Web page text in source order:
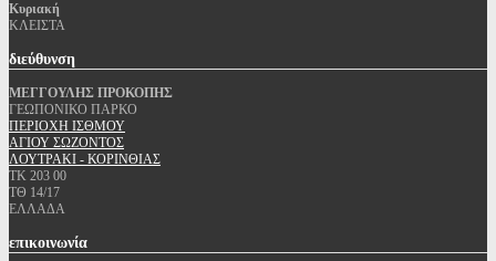
Κυριακή
ΚΛΕΙΣΤΑ
διεύθυνση
ΜΕΓΓΟΥΛΗΣ ΠΡΟΚΟΠΗΣ
ΓΕΩΠΟΝΙΚΟ ΠΑΡΚΟ
ΠΕΡΙΟΧΗ ΙΣΘΜΟΥ
ΑΓΙΟΥ ΣΩΖΟΝΤΟΣ
ΛΟΥΤΡΑΚΙ - ΚΟΡΙΝΘΙΑΣ
ΤΚ 203 00
ΤΘ 14/17
ΕΛΛΑΔΑ
επικοινωνία